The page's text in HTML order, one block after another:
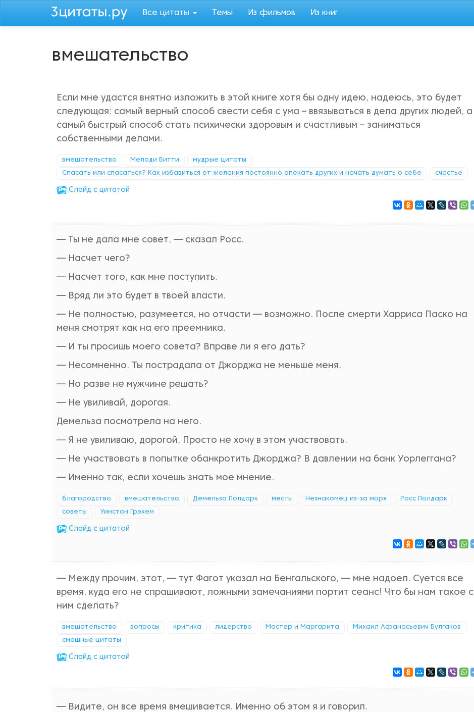
Все цитаты Темы Из фильмов Из книг
вмешательство
Если мне удастся внятно изложить в этой книге хотя бы одну идею, надеюсь, это будет
следующая: самый верный способ свести себя с ума – ввязываться в дела других людей, а
самый быстрый способ стать психически здоровым и счастливым – заниматься
собственными делами.
вмешательство Мелоди Битти мудрые цитаты
Спасать или спасаться? Как избавитьcя от желания постоянно опекать других и начать думать о себе счастье
Cлайд с цитатой
— Ты не дала мне совет, — сказал Росс.
— Насчет чего?
— Насчет того, как мне поступить.
— Вряд ли это будет в твоей власти.
— Не полностью, разумеется, но отчасти — возможно. После смерти Харриса Паско на
меня смотрят как на его преемника.
— И ты просишь моего совета? Вправе ли я его дать?
— Несомненно. Ты пострадала от Джорджа не меньше меня.
— Но разве не мужчине решать?
— Не увиливай, дорогая.
Демельза посмотрела на него.
— Я не увиливаю, дорогой. Просто не хочу в этом участвовать.
— Не участвовать в попытке обанкротить Джорджа? В давлении на банк Уорлеггана?
— Именно так, если хочешь знать мое мнение.
благородство вмешательство Демельза Полдарк месть Незнакомец из-за моря Росс Полдарк
советы Уинстон Грэхем
Cлайд с цитатой
— Между прочим, этот, — тут Фагот указал на Бенгальского, — мне надоел. Суется все
время, куда его не спрашивают, ложными замечаниями портит сеанс! Что бы нам такое с
ним сделать?
вмешательство вопросы критика лидерство Мастер и Маргарита Михаил Афанасьевич Булгаков
смешные цитаты
Cлайд с цитатой
— Видите, он все время вмешивается. Именно об этом я и говорил.